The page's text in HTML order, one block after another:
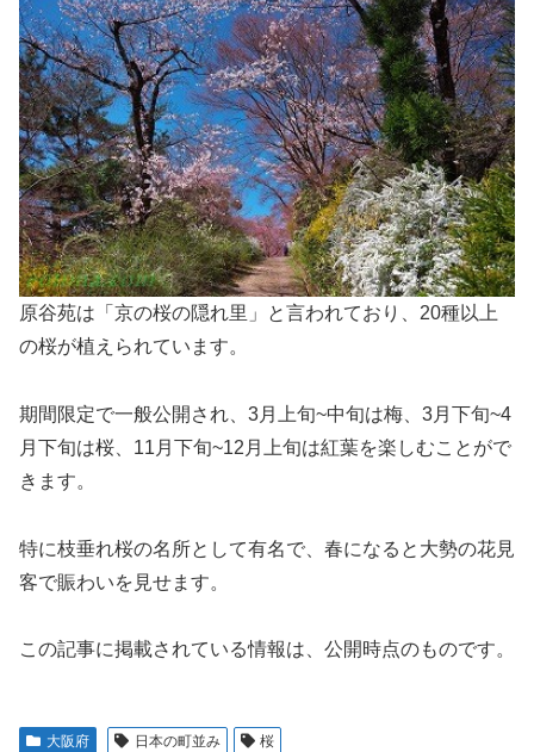
原谷苑は「京の桜の隠れ里」と言われており、20種以上
の桜が植えられています。
期間限定で一般公開され、3月上旬~中旬は梅、3月下旬~4
月下旬は桜、11月下旬~12月上旬は紅葉を楽しむことがで
きます。
特に枝垂れ桜の名所として有名で、春になると大勢の花見
客で賑わいを見せます。
この記事に掲載されている情報は、公開時点のものです。
大阪府 日本の町並み 桜